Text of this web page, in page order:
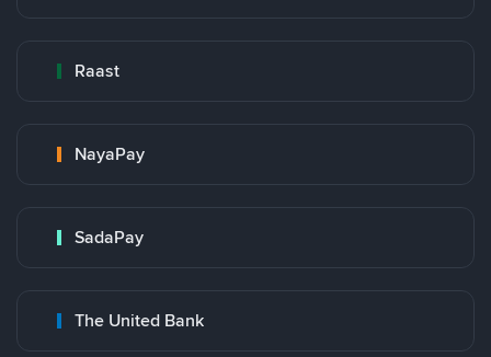
Raast
NayaPay
SadaPay
The United Bank